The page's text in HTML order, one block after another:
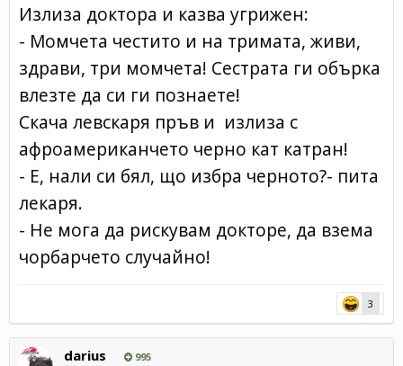
Излиза доктора и казва угрижен:
- Момчета честито и на тримата, живи,
здрави, три момчета! Сестрата ги обърка
влезте да си ги познаете!
Скача левскаря пръв и излиза с
афроамериканчето черно кат катран!
- Е, нали си бял, що избра черното?- пита
лекаря.
- Не мога да рискувам докторе, да взема
чорбарчето случайно!
3
darius 995